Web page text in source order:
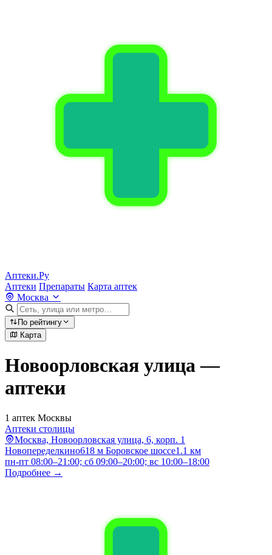
Аптеки.Ру
Аптеки Препараты Карта аптек
Москва
По рейтингу
Карта
Новоорловская улица —
аптеки
1 аптек Москвы
Аптеки столицы
Москва, Новоорловская улица, 6, корп. 1
Новопеределкино618 м Боровское шоссе1.1 км
пн-пт 08:00–21:00; сб 09:00–20:00; вс 10:00–18:00
Подробнее →